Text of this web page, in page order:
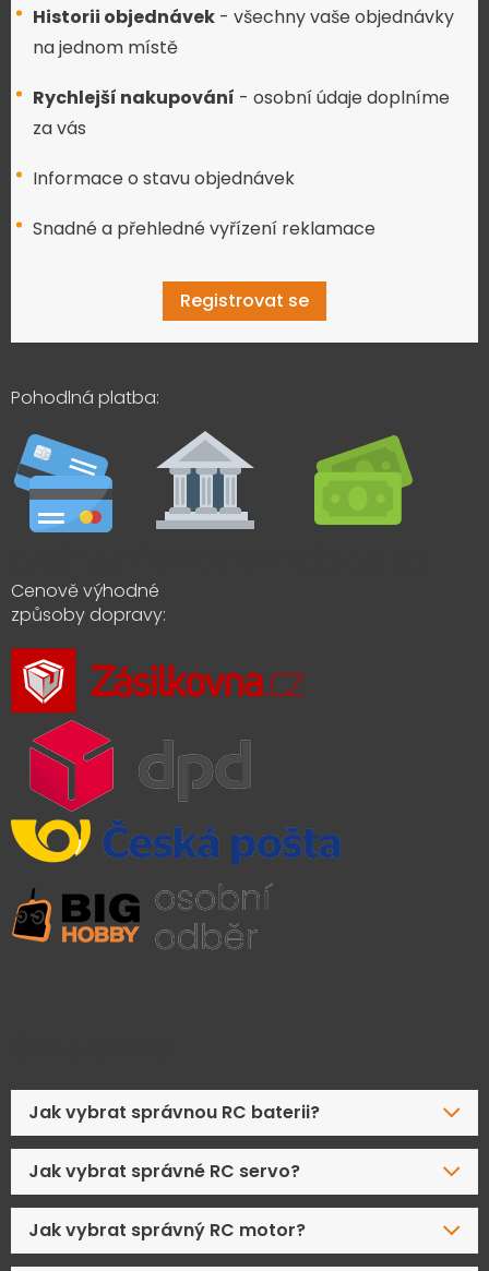
Historii objednávek - všechny vaše objednávky
na jednom místě
Rychlejší nakupování - osobní údaje doplníme
za vás
Informace o stavu objednávek
Snadné a přehledné vyřízení reklamace
Registrovat se
Pohodlná platba:
Cenově výhodné
způsoby dopravy:
Jak vybrat správnou RC baterii?
Jak vybrat správné RC servo?
Jak vybrat správný RC motor?